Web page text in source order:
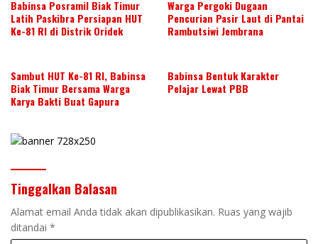
Babinsa Posramil Biak Timur
Latih Paskibra Persiapan HUT
Ke-81 RI di Distrik Oridek
Warga Pergoki Dugaan
Pencurian Pasir Laut di Pantai
Rambutsiwi Jembrana
Sambut HUT Ke-81 RI, Babinsa
Biak Timur Bersama Warga
Karya Bakti Buat Gapura
Babinsa Bentuk Karakter
Pelajar Lewat PBB
Tinggalkan Balasan
Alamat email Anda tidak akan dipublikasikan. Ruas yang wajib
ditandai *